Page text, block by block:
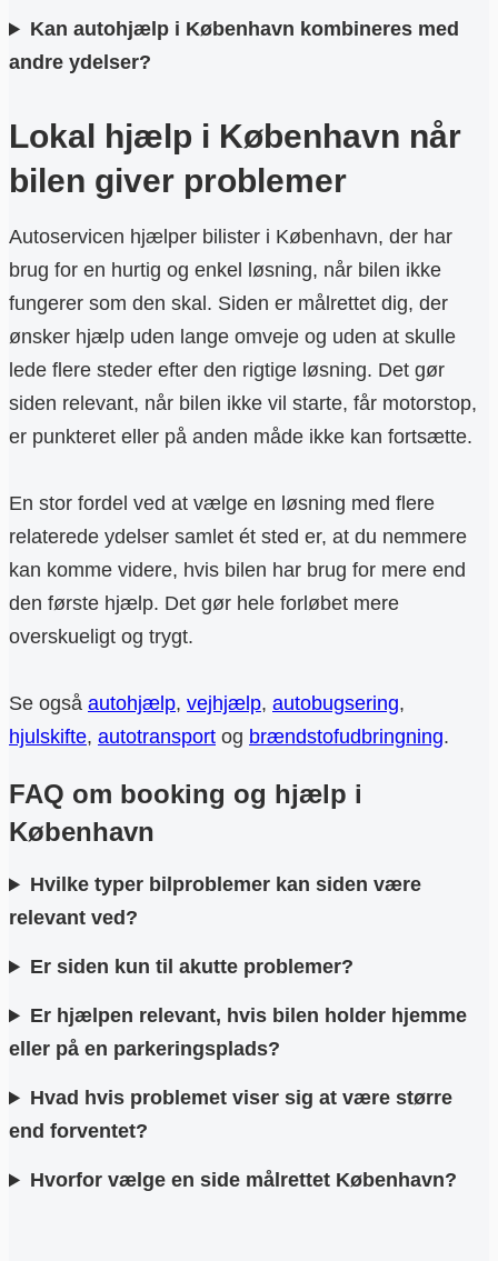
Kan autohjælp i København kombineres med
andre ydelser?
Lokal hjælp i København når
bilen giver problemer
Autoservicen hjælper bilister i København, der har
brug for en hurtig og enkel løsning, når bilen ikke
fungerer som den skal. Siden er målrettet dig, der
ønsker hjælp uden lange omveje og uden at skulle
lede flere steder efter den rigtige løsning. Det gør
siden relevant, når bilen ikke vil starte, får motorstop,
er punkteret eller på anden måde ikke kan fortsætte.
En stor fordel ved at vælge en løsning med flere
relaterede ydelser samlet ét sted er, at du nemmere
kan komme videre, hvis bilen har brug for mere end
den første hjælp. Det gør hele forløbet mere
overskueligt og trygt.
Se også autohjælp, vejhjælp, autobugsering,
hjulskifte, autotransport og brændstofudbringning.
FAQ om booking og hjælp i
København
Hvilke typer bilproblemer kan siden være
relevant ved?
Er siden kun til akutte problemer?
Er hjælpen relevant, hvis bilen holder hjemme
eller på en parkeringsplads?
Hvad hvis problemet viser sig at være større
end forventet?
Hvorfor vælge en side målrettet København?